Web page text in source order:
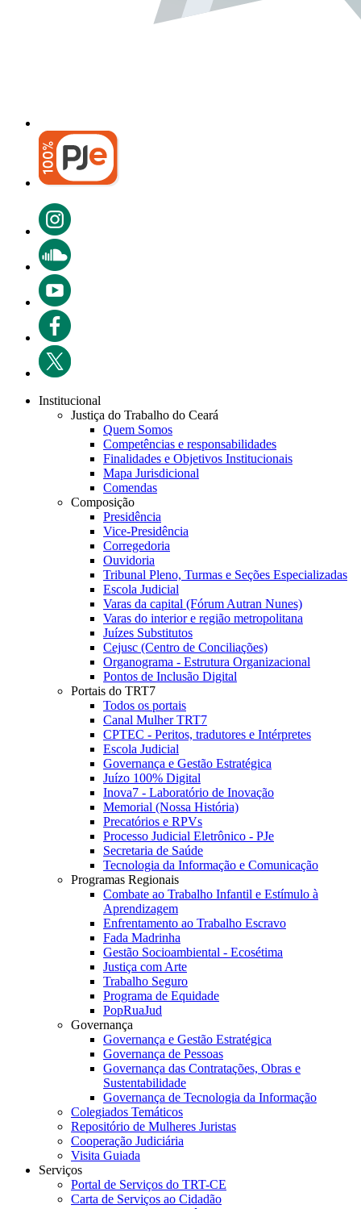
Institucional
Justiça do Trabalho do Ceará
Quem Somos
Competências e responsabilidades
Finalidades e Objetivos Institucionais
Mapa Jurisdicional
Comendas
Composição
Presidência
Vice-Presidência
Corregedoria
Ouvidoria
Tribunal Pleno, Turmas e Seções Especializadas
Escola Judicial
Varas da capital (Fórum Autran Nunes)
Varas do interior e região metropolitana
Juízes Substitutos
Cejusc (Centro de Conciliações)
Organograma - Estrutura Organizacional
Pontos de Inclusão Digital
Portais do TRT7
Todos os portais
Canal Mulher TRT7
CPTEC - Peritos, tradutores e Intérpretes
Escola Judicial
Governança e Gestão Estratégica
Juízo 100% Digital
Inova7 - Laboratório de Inovação
Memorial (Nossa História)
Precatórios e RPVs
Processo Judicial Eletrônico - PJe
Secretaria de Saúde
Tecnologia da Informação e Comunicação
Programas Regionais
Combate ao Trabalho Infantil e Estímulo à
Aprendizagem
Enfrentamento ao Trabalho Escravo
Fada Madrinha
Gestão Socioambiental - Ecosétima
Justiça com Arte
Trabalho Seguro
Programa de Equidade
PopRuaJud
Governança
Governança e Gestão Estratégica
Governança de Pessoas
Governança das Contratações, Obras e
Sustentabilidade
Governança de Tecnologia da Informação
Colegiados Temáticos
Repositório de Mulheres Juristas
Cooperação Judiciária
Visita Guiada
Serviços
Portal de Serviços do TRT-CE
Carta de Serviços ao Cidadão